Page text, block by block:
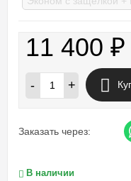
11 400 ₽
- +
Заказать через:
В наличии